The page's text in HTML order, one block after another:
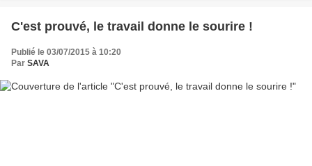
C'est prouvé, le travail donne le sourire !
Publié le 03/07/2015 à 10:20
Par SAVA